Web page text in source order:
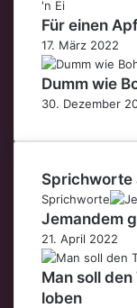
Für einen
17. März 2022
Dumm wie
30. Dezember
Sprichworte
Sprichworte
Jemandem
21. April 2022
Man soll
loben